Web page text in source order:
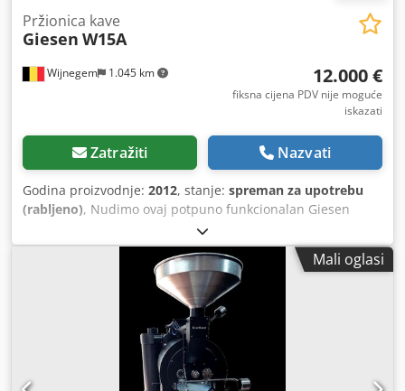
Wijnegem 1.045 km
Pržionica kave
Giesen W15A
12.000 €
fiksna cijena PDV nije moguće
iskazati
Zatražiti Nazvati
Godina proizvodnje: 2012, stanje: spreman za upotrebu
(rabljeno), Nudimo ovaj potpuno funkcionalan Giesen
W15A pržionik kave, godina proizvodnje 2012. Codszc Na
Djpfx Apteha Kategorija uređaja: I3P Plin: G31 Tlak plina:
30-37-50 mbar Maksimalna nazivna snaga: 29 kW Potrošnja
plina: 1,22 kW Mrežni napon: 230 V Maksimalna struja: 4,6
A Tip uređaja: B22 Ako imate pitanja ili želite više
informacija, slobodno nam pošaljite poruku ili nas
Mali oglasi